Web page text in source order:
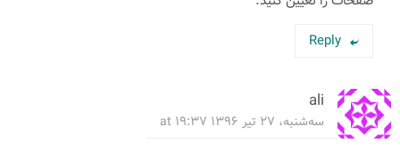
Reply
ali
سه‌شنبه، ۲۷ تیر ۱۳۹۶ at ۱۹:۳۷